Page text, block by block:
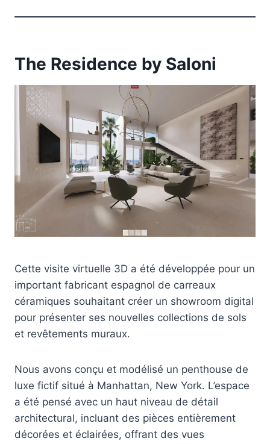
The Residence by Saloni
Cette visite virtuelle 3D a été développée pour un
important fabricant espagnol de carreaux
céramiques souhaitant créer un showroom digital
pour présenter ses nouvelles collections de sols
et revêtements muraux.
Nous avons conçu et modélisé un penthouse de
luxe fictif situé à Manhattan, New York. L’espace
a été pensé avec un haut niveau de détail
architectural, incluant des pièces entièrement
décorées et éclairées, offrant des vues